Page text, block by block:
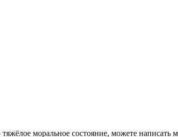
моральное состояние, можете написать